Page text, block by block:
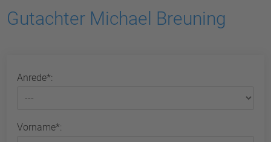
Gutachter Michael Breuning
Anrede*:
Vorname*: